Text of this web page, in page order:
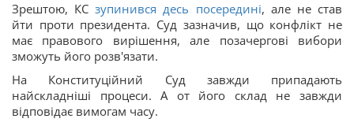
Зрештою, КСзупинився десь посередині, але не став
йти проти президента. Суд зазначив, що конфлікт не
має правового вирішення, але позачергові вибори
зможуть його розв'язати.
На Конституційний Суд завжди припадають
найскладніші процеси. А от його склад не завжди
відповідає вимогам часу.